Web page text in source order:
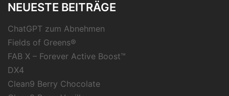
NEUESTE BEITRÄGE
ChatGPT zum Abnehmen
Fields of Greens®
FAB X – Forever Active Boost™
DX4
Clean9 Berry Chocolate